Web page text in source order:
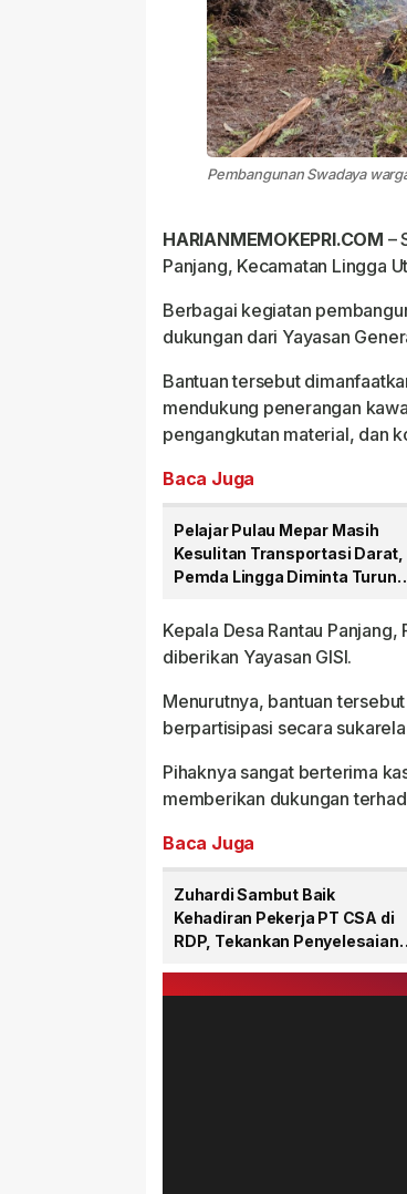
Pembangunan Swadaya
HARIANMEMOKEPRI.COM –
Panjang, Kecamatan Lingga
Berbagai kegiatan
dukungan dari Yayasan
Bantuan tersebut
mendukung penerangan
pengangkutan material, dan
Baca Juga
Pelajar Pulau Mepar Masih
Kesulitan Transportasi Darat,
Pemda Lingga Diminta Turun
Kepala Desa Rantau
diberikan Yayasan GISI.
Menurutnya, bantuan
berpartisipasi secara
Pihaknya sangat berterima
memberikan dukungan
Baca Juga
Zuhardi Sambut Baik
Kehadiran Pekerja PT CSA di
RDP, Tekankan Penyelesaian